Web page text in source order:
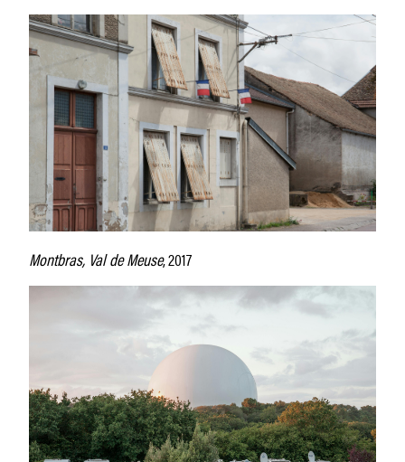
Montbras, Val de Meuse, 2017